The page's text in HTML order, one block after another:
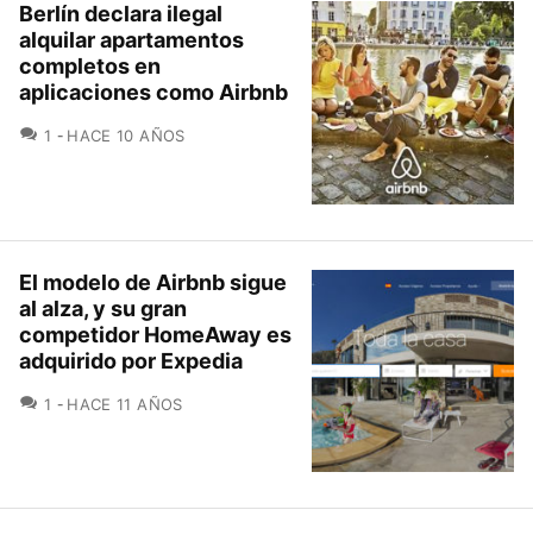
Berlín declara ilegal
alquilar apartamentos
completos en
aplicaciones como Airbnb
1 COMENTARIOS
HACE 10 AÑOS
El modelo de Airbnb sigue
al alza, y su gran
competidor HomeAway es
adquirido por Expedia
1 COMENTARIOS
HACE 11 AÑOS